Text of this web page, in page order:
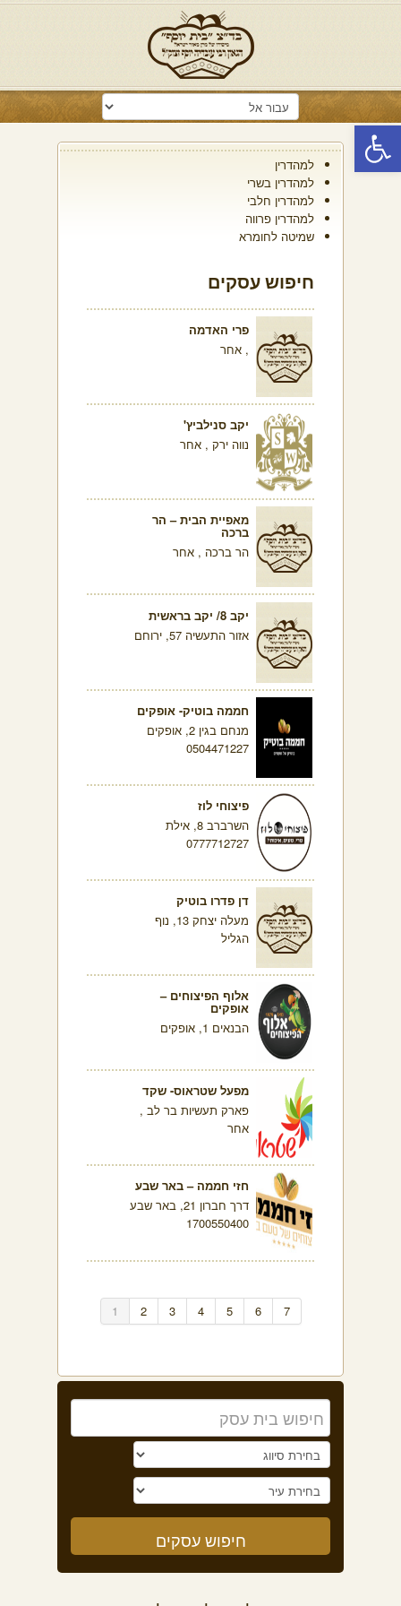
פתח סרגל נגישות
למהדרין
למהדרין בשרי
למהדרין חלבי
למהדרין פרווה
שמיטה לחומרא
חיפוש עסקים
פרי האדמה
, אחר
יקב סנילביץ'
נווה ירק , אחר
מאפיית הבית – הר
ברכה
הר ברכה , אחר
יקב 8/ יקב בראשית
אזור התעשיה 57, ירוחם
חממה בוטיק- אופקים
מנחם בגין 2, אופקים
0504471227
פיצוחי לוז
השרברב 8, אילת
0777712727
דן פדרו בוטיק
מעלה יצחק 13, נוף
הגליל
אלוף הפיצוחים –
אופקים
הבנאים 1, אופקים
מפעל שטראוס- שקד
פארק תעשיות בר לב ,
אחר
חזי חממה – באר שבע
דרך חברון 21, באר שבע
1700550400
1 2 3 4 5 6 7